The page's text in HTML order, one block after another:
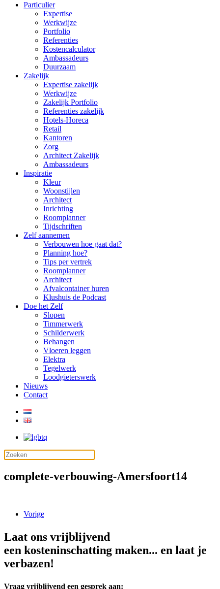
Particulier
Expertise
Werkwijze
Portfolio
Referenties
Kostencalculator
Ambassadeurs
Duurzaam
Zakelijk
Expertise zakelijk
Werkwijze
Zakelijk Portfolio
Referenties zakelijk
Hotels-Horeca
Retail
Kantoren
Zorg
Architect Zakelijk
Ambassadeurs
Inspiratie
Kleur
Woonstijlen
Architect
Inrichting
Roomplanner
Tijdschriften
Zelf aannemen
Verbouwen hoe gaat dat?
Planning hoe?
Tips per vertrek
Roomplanner
Architect
Afvalcontainer huren
Klushuis de Podcast
Doe het Zelf
Slopen
Timmerwerk
Schilderwerk
Behangen
Vloeren leggen
Elektra
Tegelwerk
Loodgieterswerk
Nieuws
Contact
complete-verbouwing-Amersfoort14
Vorige
Laat ons vrijblijvend
een kosteninschatting maken... en laat je
verbazen!
Vraag vrijblijvend een gesprek aan: